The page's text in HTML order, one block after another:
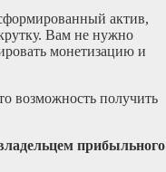
актив,
Вам не нужно
монетизацию и
возможность получить
прибыльного